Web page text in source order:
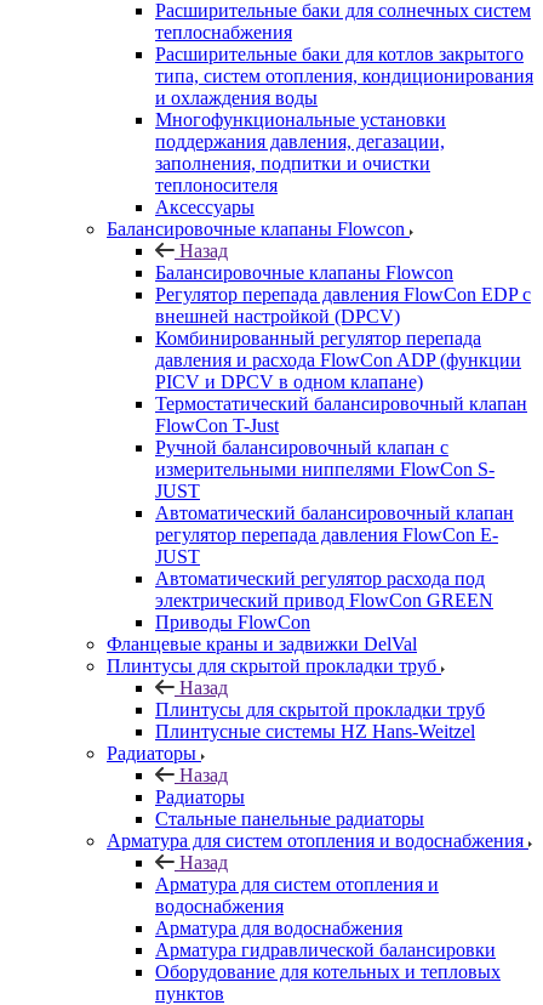
Расширительные баки для солнечных систем
теплоснабжения
Расширительные баки для котлов закрытого
типа, систем отопления, кондиционирования
и охлаждения воды
Многофункциональные установки
поддержания давления, дегазации,
заполнения, подпитки и очистки
теплоносителя
Аксессуары
Балансировочные клапаны Flowcon
Назад
Балансировочные клапаны Flowcon
Регулятор перепада давления FlowСon EDP с
внешней настройкой (DPCV)
Комбинированный регулятор перепада
давления и расхода FlowСon ADP (функции
PICV и DPCV в одном клапане)
Термостатический балансировочный клапан
FlowСon T-Just
Ручной балансировочный клапан с
измерительными ниппелями FlowСon S-
JUST
Автоматический балансировочный клапан
регулятор перепада давления FlowСon E-
JUST
Автоматический регулятор расхода под
электрический привод FlowСon GREEN
Приводы FlowCon
Фланцевые краны и задвижки DelVal
Плинтусы для скрытой прокладки труб
Назад
Плинтусы для скрытой прокладки труб
Плинтусные системы HZ Hans-Weitzel
Радиаторы
Назад
Радиаторы
Стальные панельные радиаторы
Арматура для систем отопления и водоснабжения
Назад
Арматура для систем отопления и
водоснабжения
Арматура для водоснабжения
Арматура гидравлической балансировки
Оборудование для котельных и тепловых
пунктов